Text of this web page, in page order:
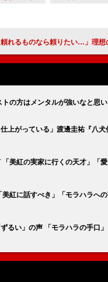
ドラマ「御曹司に恋はムズすぎる」記者会見 永瀬廉の正月は「西畑とスーパー銭湯へ」 山下美月
の方はメンタルが強いなと思い
上がっている」渡邊圭祐『八犬
美紅の実家に行くの天才」「
紅に話すべき」「モラハラへ
るい」の声 「モラハラの手口